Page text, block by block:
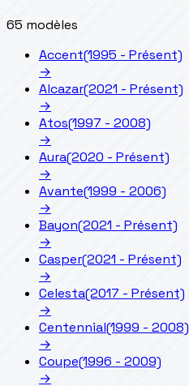
65 modèles
Accent(1995 - Présent)
→
Alcazar(2021 - Présent)
→
Atos(1997 - 2008)
→
Aura(2020 - Présent)
→
Avante(1999 - 2006)
→
Bayon(2021 - Présent)
→
Casper(2021 - Présent)
→
Celesta(2017 - Présent)
→
Centennial(1999 - 2008)
→
Coupe(1996 - 2009)
→